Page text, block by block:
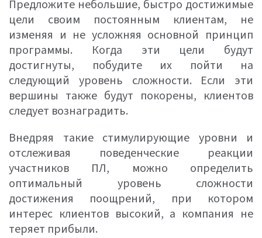
Предложите небольшие, быстро достижимые
цели своим постоянным клиентам, не
изменяя и не усложняя основной принцип
программы. Когда эти цели будут
достигнуты, побудите их пойти на
следующий уровень сложности. Если эти
вершины также будут покорены, клиентов
следует вознаградить.
Внедряя такие стимулирующие уровни и
отслеживая поведенческие реакции
участников ПЛ, можно определить
оптимальный уровень сложности
достижения поощрений, при котором
интерес клиентов высокий, а компания не
теряет прибыли.